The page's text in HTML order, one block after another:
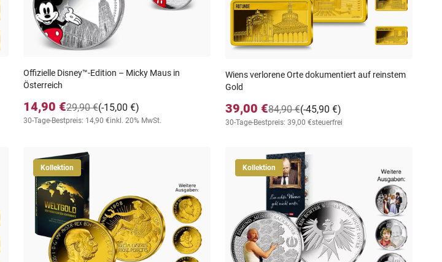
Offizielle Disney™-Edition – Micky Maus in
Österreich
14,90 € (-15,00 €)
29,90 €
30-Tage-Bestpreis: 14,90 €inkl. 20% MwSt.
Wiens verlorene Orte dokumentiert auf reinstem
Gold
39,00 € (-45,90 €)
84,90 €
30-Tage-Bestpreis: 39,00 €steuerfrei
Kollektion Kollektion